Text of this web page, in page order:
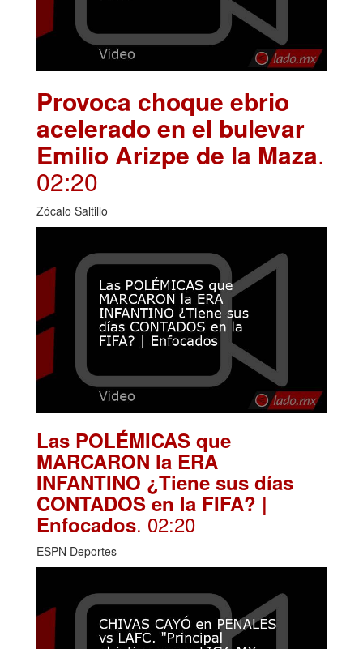
Provoca choque ebrio
acelerado en el bulevar
Emilio Arizpe de la Maza.
02:20
Zócalo Saltillo
Las POLÉMICAS que
MARCARON la ERA
INFANTINO ¿Tiene sus días
CONTADOS en la FIFA? |
Enfocados. 02:20
ESPN Deportes